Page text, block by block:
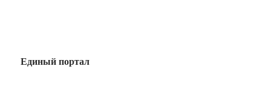
Единый портал